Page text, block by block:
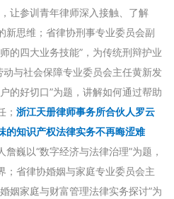
让参训青年律师深入接触、了解
新思维；省律协刑事专业委员会副
的四大业务技能”，为传统刑辩护业
动与社会保障专业委员会主任黄新发
的好切口”为题，讲解如何通过帮助
； 浙江天册律师事务所合伙人罗云
的知识产权法律实务不再晦涩难
巍以“数字经济与法律治理”为题，
；省律协婚姻与家庭专业委员会主
姻家庭与财富管理法律实务探讨”为